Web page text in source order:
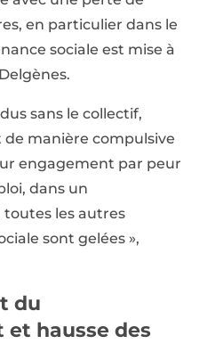
en particulier dans le
sociale est mise à
sans le collectif,
de manière compulsive
engagement par peur
dans un
les autres
sont gelées »,
du
hausse des